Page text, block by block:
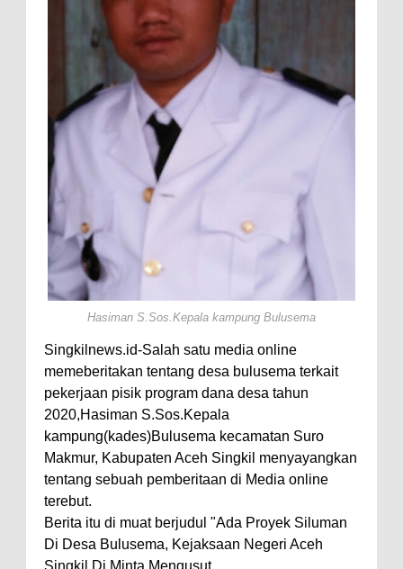
Hasiman S.Sos.Kepala kampung Bulusema
Singkilnews.id-Salah satu media online
memeberitakan tentang desa bulusema terkait
pekerjaan pisik program dana desa tahun
2020,Hasiman S.Sos.Kepala
kampung(kades)Bulusema kecamatan Suro
Makmur, Kabupaten Aceh Singkil menyayangkan
tentang sebuah pemberitaan di Media online
terebut.
Berita itu di muat berjudul "Ada Proyek Siluman
Di Desa Bulusema, Kejaksaan Negeri Aceh